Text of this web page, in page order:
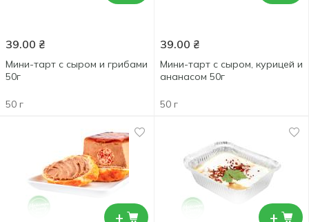
39.00 ₴
Мини-тарт с сыром и грибами
50г
50 г
39.00 ₴
Мини-тарт с сыром, курицей и
ананасом 50г
50 г
+ +